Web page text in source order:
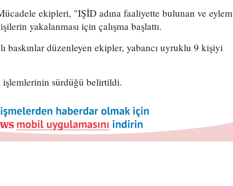
ekipleri, "IŞİD adına faaliyette bulunan ve eylem
yakalanması için çalışma başlattı.
baskınlar düzenleyen ekipler, yabancı uyruklu 9 kişiyi
işlemlerinin sürdüğü belirtildi.